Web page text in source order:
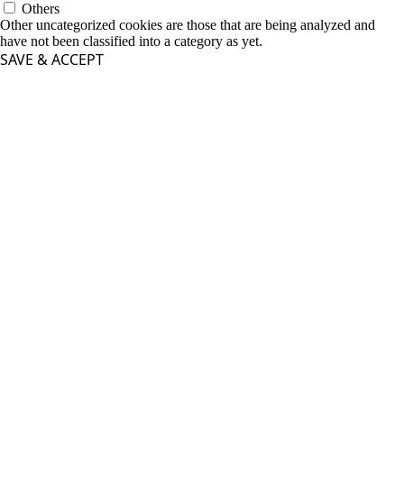
Others
Other uncategorized cookies are those that are being analyzed and
have not been classified into a category as yet.
SAVE & ACCEPT